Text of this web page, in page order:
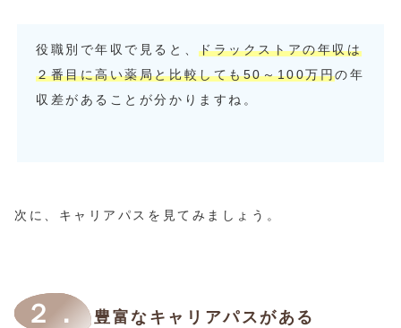
役職別で年収で見ると、ドラックストアの年収は
２番目に高い薬局と比較しても50～100万円の年
収差があることが分かりますね。
次に、キャリアパスを見てみましょう。
２． 豊富なキャリアパスがある